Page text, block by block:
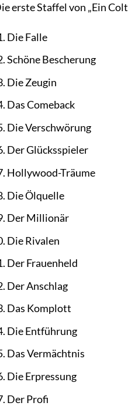
erste Staffel von „Ein
Die Falle
Schöne Bescherung
Die Zeugin
Das Comeback
Die Verschwörung
Der Glücksspieler
Hollywood-Träume
Die Ölquelle
Der Millionär
Die Rivalen
Der Frauenheld
Der Anschlag
Das Komplott
Die Entführung
Das Vermächtnis
Die Erpressung
Der Profi